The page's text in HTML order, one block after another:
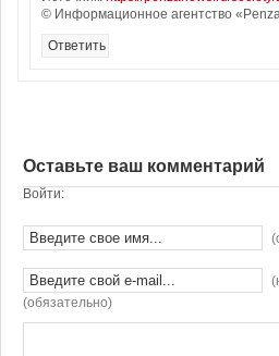
© Информационное агентство
Ответить
Оставьте ваш комментарий
Войти:
(обязательно)